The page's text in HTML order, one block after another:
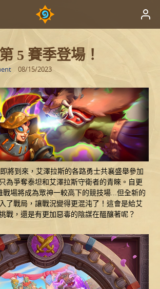
5 賽季登場！
08/15/2023
將到來，艾澤拉斯的各路勇士共襄盛舉參加
為爭奪泰坦和艾澤拉斯守衛者的青睞。自更
場將成為眾神一較高下的競技場...但全新的
了戰局，讓戰況變得更混沌了！這會是給艾
戰，還是有更加惡毒的陰謀在醞釀著呢？